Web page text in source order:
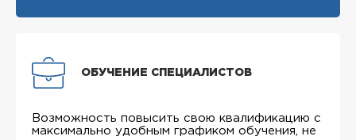
ОБУЧЕНИЕ СПЕЦИАЛИСТОВ
Возможность повысить свою квалификацию с
максимально удобным графиком обучения, не